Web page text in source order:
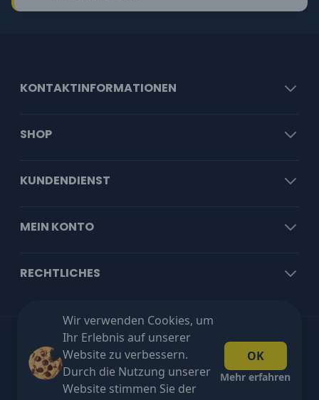
Wir verwenden Cookies, um
Ihr Erlebnis auf unserer
Website zu verbessern.
Durch die Nutzung unserer
Website stimmen Sie der
OK
Mehr erfahren
KONTAKTINFORMATIONEN
SHOP
KUNDENDIENST
MEIN KONTO
RECHTLICHES
Kostenloser Versand ab €100 exkl. MwSt!